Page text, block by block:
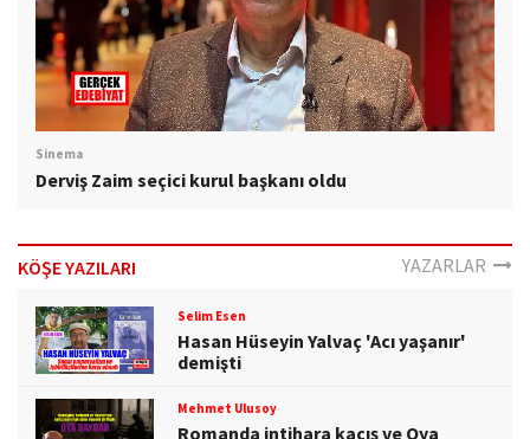
Sinema
Derviş Zaim seçici kurul başkanı oldu
KÖŞE YAZILARI YAZARLAR
Selim Esen
Hasan Hüseyin Yalvaç 'Acı yaşanır'
demişti
Mehmet Ulusoy
Romanda intihara kaçış ve Oya